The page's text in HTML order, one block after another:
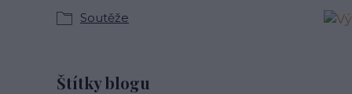
Soutěže
Štítky blogu